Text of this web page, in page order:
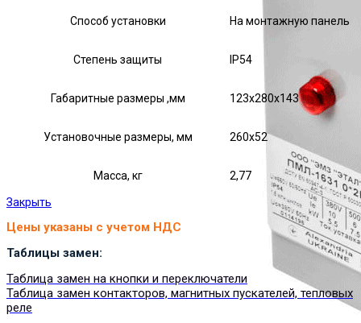
Способ установки На монтажную панель
Степень защиты IP54
Габаритные размеры ,мм 123х280х143
Установочные размеры, мм 260х52
Масса, кг 2,77
Закрыть
Цены указаны с учетом НДС
Таблицы замен:
Таблица замен на кнопки и переключатели
Таблица замен контакторов, магнитных пускателей, тепловых
реле